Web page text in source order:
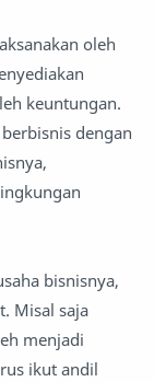
oleh
keuntungan.
dengan
bisnisnya,
Misal saja
menjadi
ikut andil